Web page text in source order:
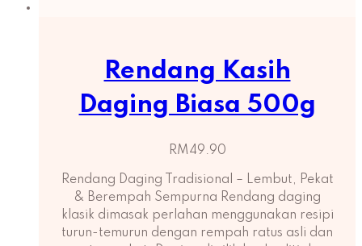
Rendang Kasih
Daging Biasa 500g
RM49.90
Rendang Daging Tradisional – Lembut, Pekat
& Berempah Sempurna Rendang daging
klasik dimasak perlahan menggunakan resipi
turun-temurun dengan rempah ratus asli dan